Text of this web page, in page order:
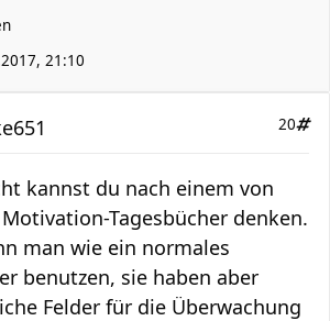
21:10
20
kannst du nach einem von
Tagesbücher denken.
man wie ein normales
benutzen, sie haben aber
Felder für die Überwachung